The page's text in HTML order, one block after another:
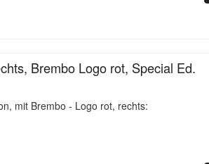
Brembo Logo rot, Special Ed.
mit Brembo - Logo rot, rechts: